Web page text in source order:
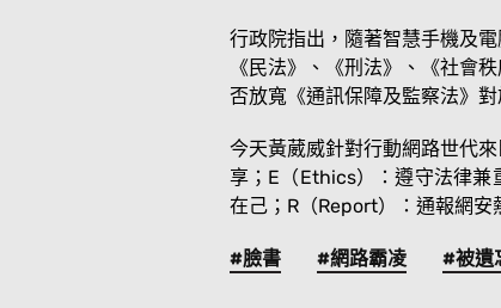
行政院指出，隨著智慧手機及
《民法》、《刑法》、《社會
否放寬《通訊保障及監察法》
今天黃葳威針對行動網路世代
享；E（Ethics）：遵守法律兼
在己；R（Report）：通報網
#臉書 #網路霸凌 #被遺